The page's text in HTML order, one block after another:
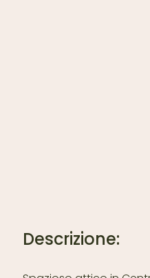
Descrizione: